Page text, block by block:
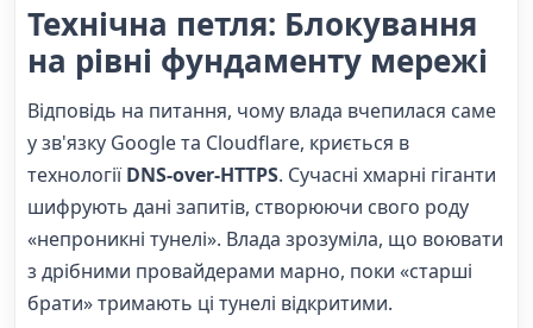
Технічна петля: Блокування
на рівні фундаменту мережі
Відповідь на питання, чому влада вчепилася саме
у зв'язку Google та Cloudflare, криється в
технологіїDNS-over-HTTPS. Сучасні хмарні гіганти
шифрують дані запитів, створюючи свого роду
«непроникні тунелі». Влада зрозуміла, що воювати
з дрібними провайдерами марно, поки «старші
брати» тримають ці тунелі відкритими.